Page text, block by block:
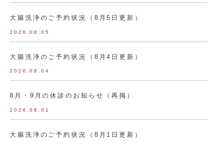
大腸洗浄のご予約状況（8月5日更新）
2026.08.05
大腸洗浄のご予約状況（8月4日更新）
2026.08.04
8月・9月の休診のお知らせ（再掲）
2026.08.01
大腸洗浄のご予約状況（8月1日更新）